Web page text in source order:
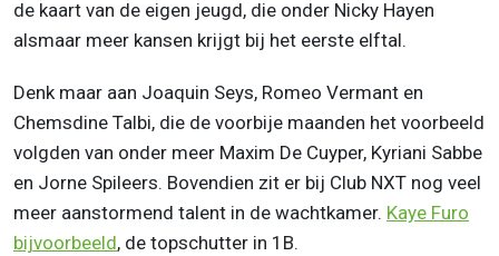
de kaart van de eigen jeugd, die onder Nicky Hayen
alsmaar meer kansen krijgt bij het eerste elftal.
Denk maar aan Joaquin Seys, Romeo Vermant en
Chemsdine Talbi, die de voorbije maanden het voorbeeld
volgden van onder meer Maxim De Cuyper, Kyriani Sabbe
en Jorne Spileers. Bovendien zit er bij Club NXT nog veel
meer aanstormend talent in de wachtkamer. Kaye Furo
bijvoorbeeld, de topschutter in 1B.